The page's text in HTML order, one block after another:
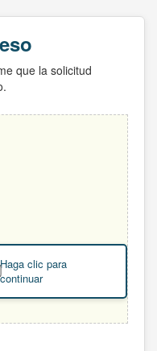
que la solicitud
Haga clic para
continuar